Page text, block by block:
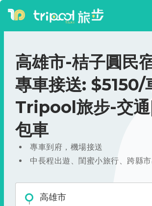
高雄市-桔子圓民
專車接送: $5150/
Tripool旅步-交
包車
專車到府，機場接送
中長程出遊、閨蜜小旅行、跨縣
高雄市